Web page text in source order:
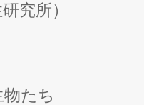
究所）
たち